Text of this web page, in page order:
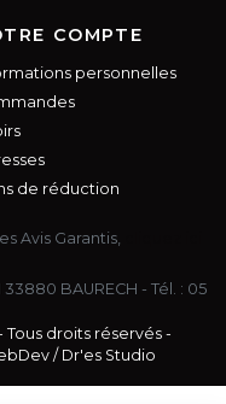
COMPTE
personnelles
de réduction
Avis Garantis,
BAURECH - Tél. : 05
Tous droits réservés -
/ Dr'es Studio